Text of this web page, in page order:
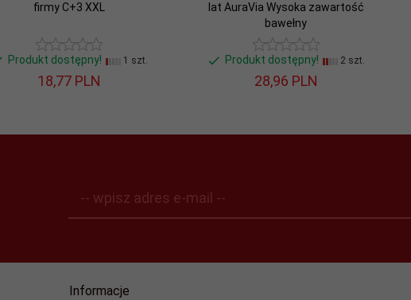
firmy C+3 XXL
Produkt dostępny! 1 szt.
18,77 PLN
lat AuraVia Wysoka zawartość
bawełny
Produkt dostępny! 2 szt.
28,96 PLN
-- wpisz adres e-mail --
Informacje